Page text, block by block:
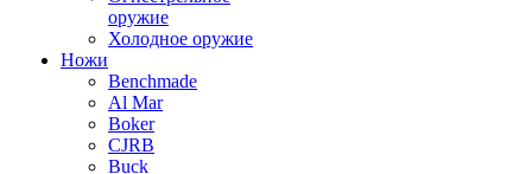
оружие
Холодное оружие
Ножи
Benchmade
Al Mar
Boker
CJRB
Buck